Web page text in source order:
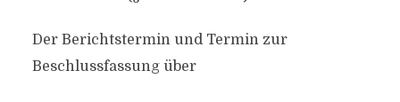
Der Berichtstermin und Termin zur
Beschlussfassung über